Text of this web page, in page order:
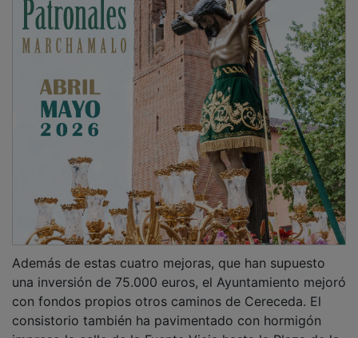
una inversión de 75.000 euros, el Ayuntamiento mejoró
con fondos propios otros caminos de Cereceda. El
consistorio también ha pavimentado con hormigón
impreso la calle de la Fuente Vieja hasta la Plaza de la